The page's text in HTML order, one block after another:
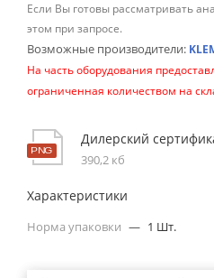
Если Вы готовы рассматривать
этом при запросе.
Возможные производители:
На часть оборудования
ограниченная количеством на
Дилерский
390,2 кб
Характеристики
Норма упаковки — 1 Шт.